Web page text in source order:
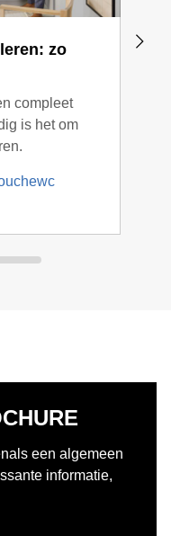
zo
compleet
is het om
een algemeen
informatie,